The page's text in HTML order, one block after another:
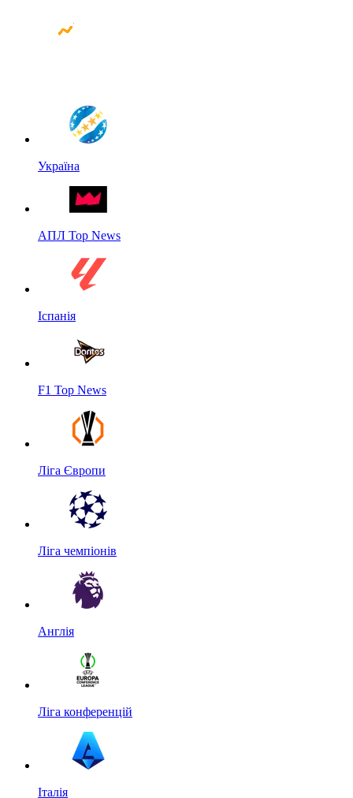
Україна
АПЛ Top News
Іспанія
F1 Top News
Ліга Європи
Ліга чемпіонів
Англія
Ліга конференцій
Італія